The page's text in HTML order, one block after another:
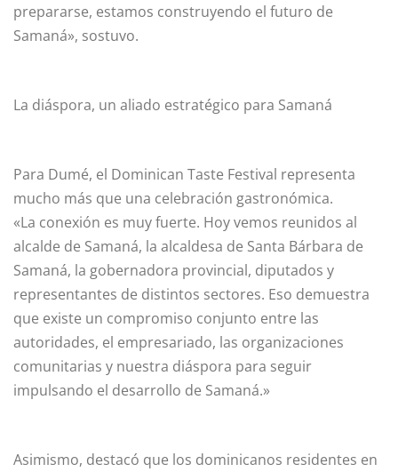
prepararse, estamos construyendo el futuro de
Samaná», sostuvo.
La diáspora, un aliado estratégico para Samaná
Para Dumé, el Dominican Taste Festival representa
mucho más que una celebración gastronómica.
«La conexión es muy fuerte. Hoy vemos reunidos al
alcalde de Samaná, la alcaldesa de Santa Bárbara de
Samaná, la gobernadora provincial, diputados y
representantes de distintos sectores. Eso demuestra
que existe un compromiso conjunto entre las
autoridades, el empresariado, las organizaciones
comunitarias y nuestra diáspora para seguir
impulsando el desarrollo de Samaná.»
Asimismo, destacó que los dominicanos residentes en